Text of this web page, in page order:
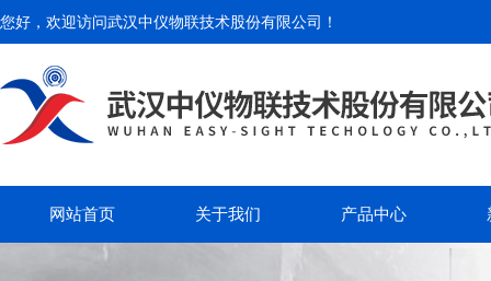
您好，欢迎访问武汉中仪物联技术股份有限公司 ！
网站首页 关于我们 产品中心